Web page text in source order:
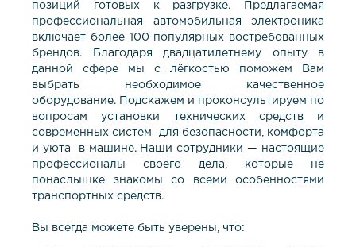
позиций готовых к разгрузке. Предлагаемая
профессиональная автомобильная электроника
включает более 100 популярных востребованных
брендов. Благодаря двадцатилетнему опыту в
данной сфере мы с лёгкостью поможем Вам
выбрать необходимое качественное
оборудование. Подскажем и проконсультируем по
вопросам установки технических средств и
современных систем для безопасности, комфорта
и уюта в машине. Наши сотрудники — настоящие
профессионалы своего дела, которые не
понаслышке знакомы со всеми особенностями
транспортных средств.
Вы всегда можете быть уверены, что: